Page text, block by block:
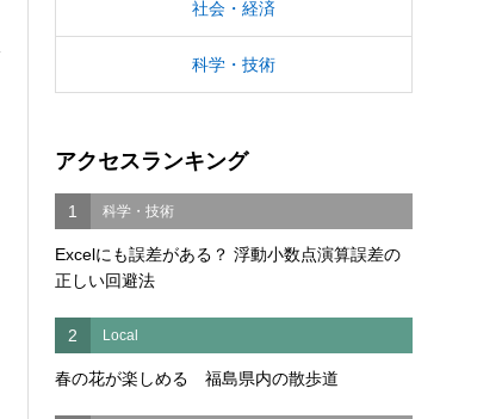
社会・経済
科学・技術
アクセスランキング
1 科学・技術
Excelにも誤差がある？ 浮動小数点演算誤差の
正しい回避法
2 Local
春の花が楽しめる 福島県内の散歩道